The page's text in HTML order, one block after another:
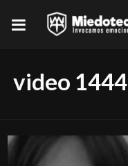
video 1444